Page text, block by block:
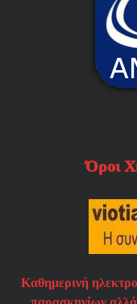
Όροι
Καθημερινή